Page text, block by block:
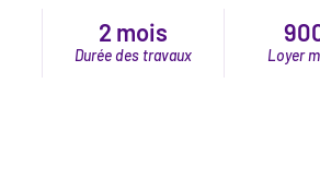
2 mois
Durée des travaux Loyer